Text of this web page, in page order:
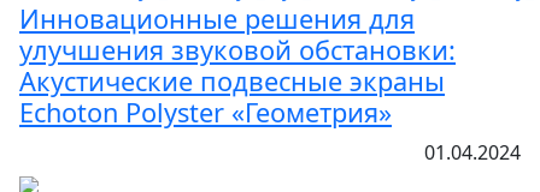
Инновационные решения для
улучшения звуковой обстановки:
Акустические подвесные экраны
Echoton Polyster «Геометрия»
01.04.2024